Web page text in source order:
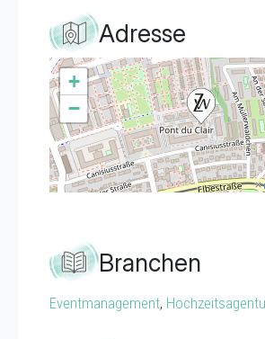
Adresse
+
−
Branchen
Eventmanagement,